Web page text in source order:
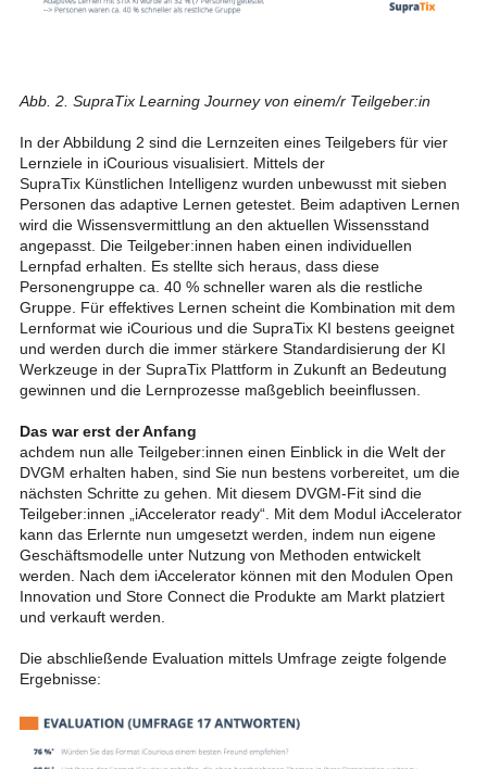
Abb. 2. SupraTix Learning Journey von einem/r Teilgeber:in
In der Abbildung 2 sind die Lernzeiten eines Teilgebers für vier
Lernziele in iCourious visualisiert. Mittels der
SupraTix Künstlichen Intelligenz wurden unbewusst mit sieben
Personen das adaptive Lernen getestet. Beim adaptiven Lernen
wird die Wissensvermittlung an den aktuellen Wissensstand
angepasst. Die Teilgeber:innen haben einen individuellen
Lernpfad erhalten. Es stellte sich heraus, dass diese
Personengruppe ca. 40 % schneller waren als die restliche
Gruppe. Für effektives Lernen scheint die Kombination mit dem
Lernformat wie iCourious und die SupraTix KI bestens geeignet
und werden durch die immer stärkere Standardisierung der KI
Werkzeuge in der SupraTix Plattform in Zukunft an Bedeutung
gewinnen und die Lernprozesse maßgeblich beeinflussen.
Das war erst der Anfang
achdem nun alle Teilgeber:innen einen Einblick in die Welt der
DVGM erhalten haben, sind Sie nun bestens vorbereitet, um die
nächsten Schritte zu gehen. Mit diesem DVGM-Fit sind die
Teilgeber:innen „iAccelerator ready“. Mit dem Modul iAccelerator
kann das Erlernte nun umgesetzt werden, indem nun eigene
Geschäftsmodelle unter Nutzung von Methoden entwickelt
werden. Nach dem iAccelerator können mit den Modulen Open
Innovation und Store Connect die Produkte am Markt platziert
und verkauft werden.
Die abschließende Evaluation mittels Umfrage zeigte folgende
Ergebnisse: